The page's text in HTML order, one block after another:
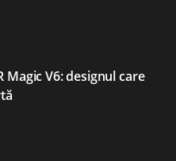
Magic V6: designul care